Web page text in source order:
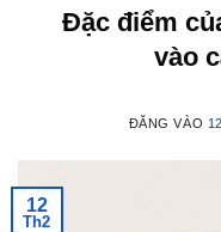
Đặc điểm
vào
ĐĂNG VÀO
12
Th2